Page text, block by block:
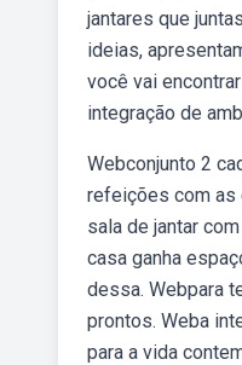
jantares que
ideias,
você vai
integração de
Webconjunto 2
refeições com as
sala de jantar
casa ganha
dessa. Webpara
prontos. Weba
para a vida